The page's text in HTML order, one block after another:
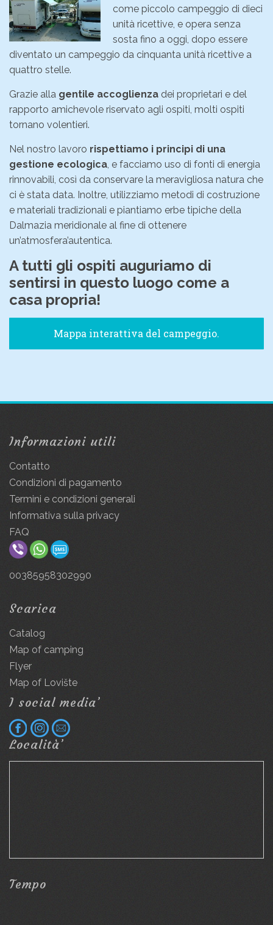
come piccolo campeggio di dieci
unità ricettive, e opera senza
sosta fino a oggi, dopo essere
diventato un campeggio da cinquanta unità ricettive a
quattro stelle.
Grazie alla gentile accoglienza dei proprietari e del
rapporto amichevole riservato agli ospiti, molti ospiti
tornano volentieri.
Nel nostro lavoro rispettiamo i principi di una
gestione ecologica, e facciamo uso di fonti di energia
rinnovabili, così da conservare la meravigliosa natura che
ci è stata data. Inoltre, utilizziamo metodi di costruzione
e materiali tradizionali e piantiamo erbe tipiche della
Dalmazia meridionale al fine di ottenere
un’atmosfera’autentica.
A tutti gli ospiti auguriamo di
sentirsi in questo luogo come a
casa propria!
Mappa interattiva del campeggio.
Informazioni utili
Contatto
Condizioni di pagamento
Termini e condizioni generali
Informativa sulla privacy
FAQ
00385958302990
Scarica
Catalog
Map of camping
Flyer
Map of Lovište
I social media’
Località’
Tempo